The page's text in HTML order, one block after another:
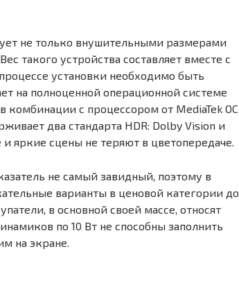
не только внушительными размерами
такого устройства составляет вместе с
установки необходимо быть
на полноценной операционной системе
с процессором от MediaTek ОС
два стандарта HDR: Dolby Vision и
яркие сцены не теряют в цветопередаче.
не самый завидный, поэтому в
варианты в ценовой категории до
в основной своей массе, относят
по 10 Вт не способны заполнить
на экране.